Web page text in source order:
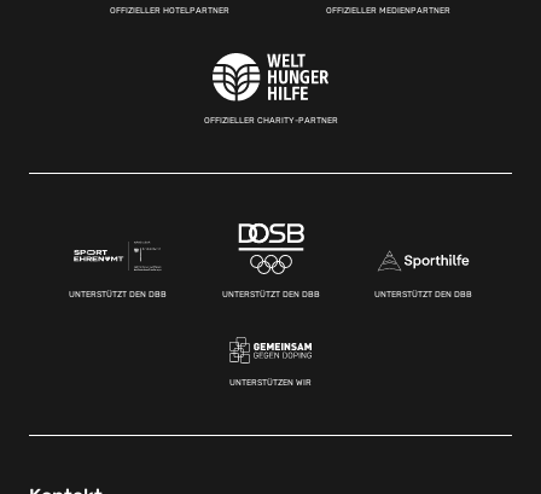
OFFIZIELLER HOTELPARTNER OFFIZIELLER MEDIENPARTNER
OFFIZIELLER CHARITY-PARTNER
UNTERSTÜTZT DEN DBB UNTERSTÜTZT DEN DBB UNTERSTÜTZT DEN DBB
UNTERSTÜTZEN WIR